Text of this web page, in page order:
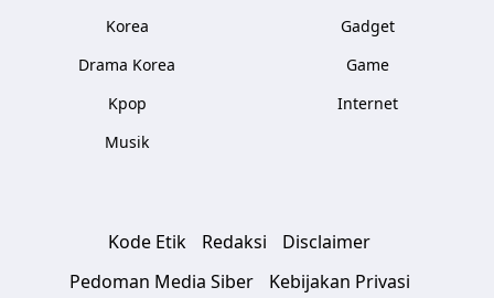
Korea
Drama Korea
Kpop
Musik
Gadget
Game
Internet
Kode Etik Redaksi
Disclaimer
Pedoman Media Siber
Kebijakan Privasi